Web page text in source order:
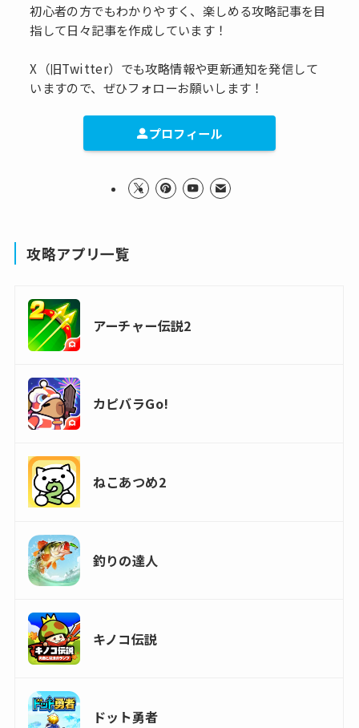
初心者の方でもわかりやすく、楽しめる攻略記事を目
指して日々記事を作成しています！
X（旧Twitter）でも攻略情報や更新通知を発信して
いますので、ぜひフォローお願いします！
プロフィール
攻略アプリ一覧
アーチャー伝説2
カピバラGo!
ねこあつめ2
釣りの達人
キノコ伝説
ドット勇者